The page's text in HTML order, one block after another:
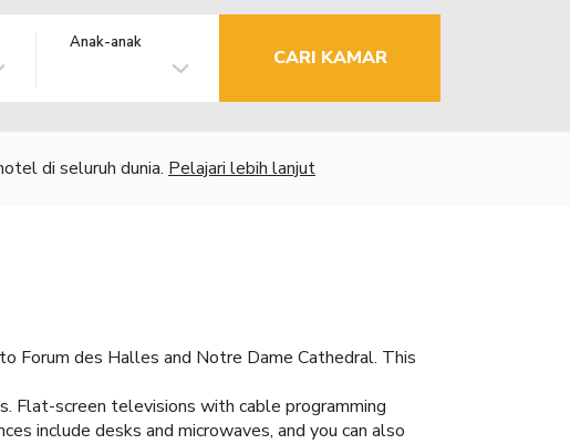
Anak-anak
CARI KAMAR
di seluruh dunia. Pelajari lebih lanjut
Forum des Halles and Notre Dame Cathedral. This
Flat-screen televisions with cable programming
include desks and microwaves, and you can also